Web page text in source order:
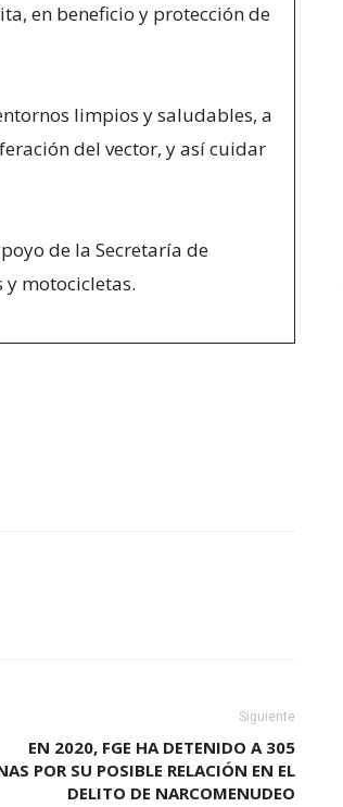
en beneficio y protección de
limpios y saludables, a
del vector, y así cuidar
de la Secretaría de
motocicletas.
Siguiente
EN 2020, FGE HA DETENIDO A 305
POR SU POSIBLE RELACIÓN EN EL
DELITO DE NARCOMENUDEO